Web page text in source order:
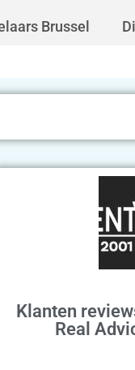
Brussel
Klanten
Real